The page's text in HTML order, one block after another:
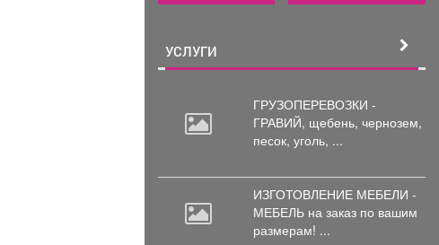
УСЛУГИ
ГРУЗОПЕРЕВОЗКИ -
ГРАВИЙ, щебень, чернозем,
песок, уголь, ...
ИЗГОТОВЛЕНИЕ МЕБЕЛИ -
МЕБЕЛЬ на заказ по вашим
размерам! ...